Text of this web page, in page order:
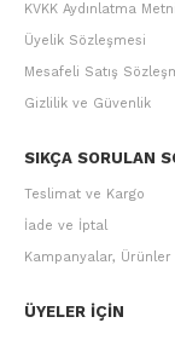
KVKK Aydınlatma Metni
Üyelik Sözleşmesi
Mesafeli Satış
Gizlilik ve Güvenlik
SIKÇA SORULAN
Teslimat ve Kargo
İade ve İptal
Kampanyalar,
ÜYELER IÇIN